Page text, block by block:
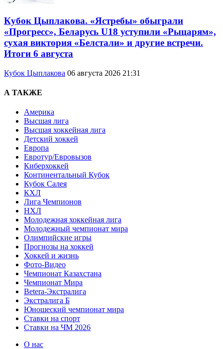
Кубок Цыплакова. «Ястребы» обыграли
«Прогресс», Беларусь U18 уступили «Рыцарям»,
сухая виктория «Белстали» и другие встречи.
Итоги 6 августа
Кубок Цыплакова 06 августа 2026 21:31
А ТАКЖЕ
Америка
Высшая лига
Высшая хоккейная лига
Детский хоккей
Европа
Евротур/Евровызов
Киберхоккей
Континентальный Кубок
Кубок Салея
КХЛ
Лига Чемпионов
НХЛ
Молодежная хоккейная лига
Молодежный чемпионат мира
Олимпийские игры
Прогнозы на хоккей
Хоккей и жизнь
Фото-Видео
Чемпионат Казахстана
Чемпионат Мира
Betera-Экстралига
Экстралига Б
Юношеский чемпионат мира
Ставки на спорт
Ставки на ЧМ 2026
О нас